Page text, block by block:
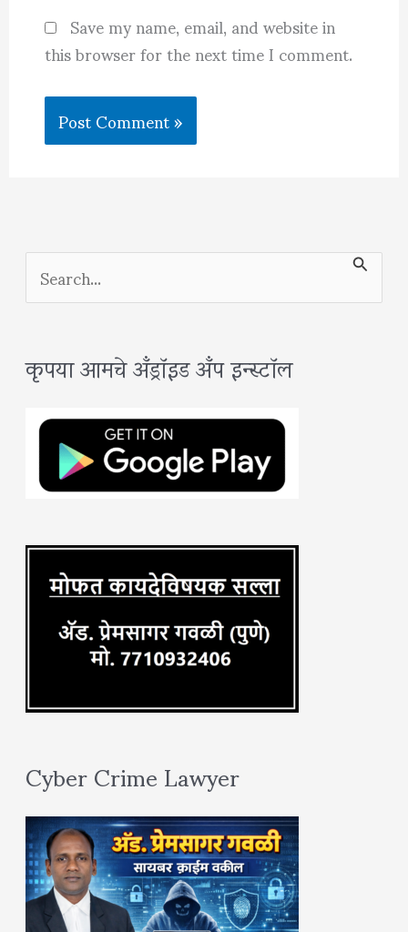
Save my name, email, and website in
this browser for the next time I comment.
S
e
r
:
कृपया आमचे अँड्रॉइड अँप इन्स्टॉल
Cyber Crime Lawyer